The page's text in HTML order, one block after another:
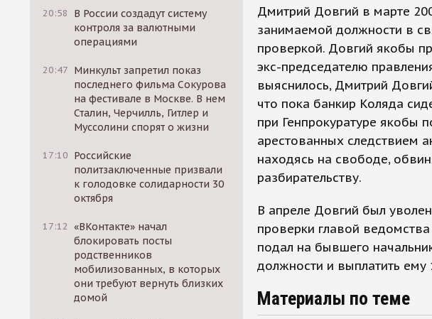
20:58
В России создадут систему
контроля за валютными
операциями
20:47 Минкульт запретил показ
последнего фильма Сокурова
на фестивале в Москве. В нем
Сталин, Черчилль, Гитлер и
Муссолини спорят о жизни
17:10 Российские
политзаключенные призвали
к голодовке солидарности 30
октября
17:12 «ВКонтакте» начал
блокировать посты
родственников
мобилизованных, в которых
они требуют вернуть близких
домой
Дмитрий Довгий в марте
занимаемой должности в
проверкой. Довгий якобы
экс-председателю
выяснилось, Дмитрий
что пока банкир Коляда
при Генпрокуратуре якобы
арестованных следствием
находясь на свободе,
разбирательству.
В апреле Довгий был
проверки главой
подал на бывшего
должности и выплатить ему
Материалы по теме